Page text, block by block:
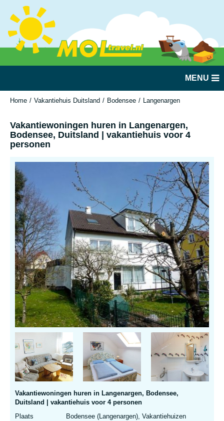
MENU
Home Vakantiehuis Duitsland Bodensee Langenargen
Vakantiewoningen huren in Langenargen,
Bodensee, Duitsland | vakantiehuis voor 4
personen
Vakantiewoningen huren in Langenargen, Bodensee,
Duitsland | vakantiehuis voor 4 personen
Plaats
Bodensee (Langenargen), Vakantiehuizen